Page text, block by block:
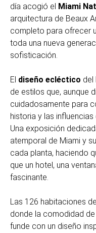
día acogió el Miami
arquitectura de Beaux
completo para ofrecer
toda una nueva
sofisticación.
El diseño ecléctico del
de estilos que, aunque
cuidadosamente para
historia y las
Una exposición
atemporal de Miami y
cada planta, haciendo
que un hotel, una
fascinante.
Las 126 habitaciones
donde la comodidad
funde con un diseño